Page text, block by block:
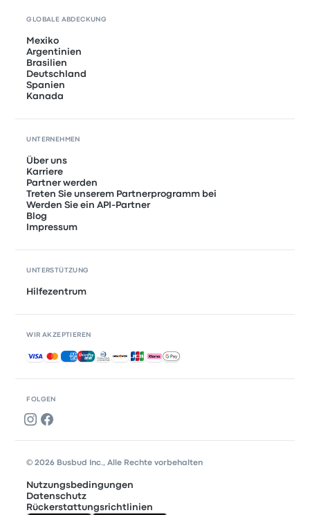
FOLGEN
GLOBALE ABDECKUNG
Mexiko
Argentinien
Brasilien
Deutschland
Spanien
Kanada
UNTERNEHMEN
Über uns
Karriere
Partner werden
Treten Sie unserem Partnerprogramm bei
Werden Sie ein API-Partner
Blog
Impressum
UNTERSTÜTZUNG
Hilfezentrum
WIR AKZEPTIEREN
Akzeptierte Zahlungsmethoden
© 2026 Busbud Inc., Alle Rechte vorbehalten
Nutzungsbedingungen
Datenschutz
Rückerstattungsrichtlinien